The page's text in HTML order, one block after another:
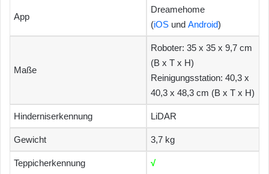
App
Dreamehome
(iOS und Android)
Maße
Roboter: 35 x 35 x 9,7 cm
(B x T x H)
Reinigungsstation: 40,3 x
40,3 x 48,3 cm (B x T x H)
Hinderniserkennung LiDAR
Gewicht 3,7 kg
Teppicherkennung √